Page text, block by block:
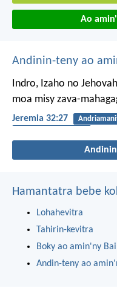
Ao
Andinin-teny ao
Indro, Izaho no
moa misy zava-
Jeremia 32:27
Hamantatra bebe
Lohahevitra
Tahirin-kevitra
Boky ao amin'ny
Andin-teny ao